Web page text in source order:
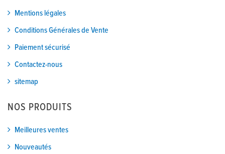
Mentions légales
Conditions Générales de Vente
Paiement sécurisé
Contactez-nous
sitemap
NOS PRODUITS
Meilleures ventes
Nouveautés